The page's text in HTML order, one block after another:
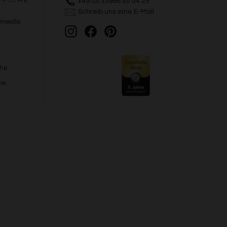
Schreib uns eine E-Mail
Instagram
FacebookPinterest